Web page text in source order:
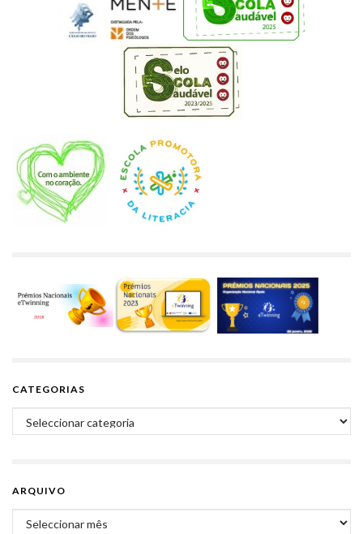
CATEGORIAS
Categorias
ARQUIVO
Arquivo